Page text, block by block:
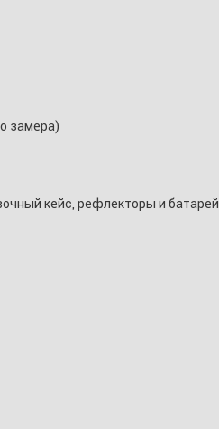
замера)
кейс, рефлекторы и